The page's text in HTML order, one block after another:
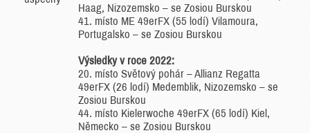
Haag, Nizozemsko – se Zosiou Burskou
41. místo ME 49erFX (55 lodí) Vilamoura,
Portugalsko – se Zosiou Burskou
Výsledky v roce 2022:
20. místo Světový pohár – Allianz Regatta
49erFX (26 lodí) Medemblik, Nizozemsko – se
Zosiou Burskou
44. místo Kielerwoche 49erFX (65 lodí) Kiel,
Německo – se Zosiou Burskou